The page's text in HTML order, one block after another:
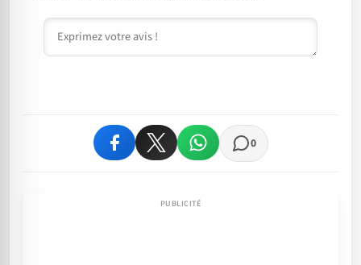
Commentaire
0